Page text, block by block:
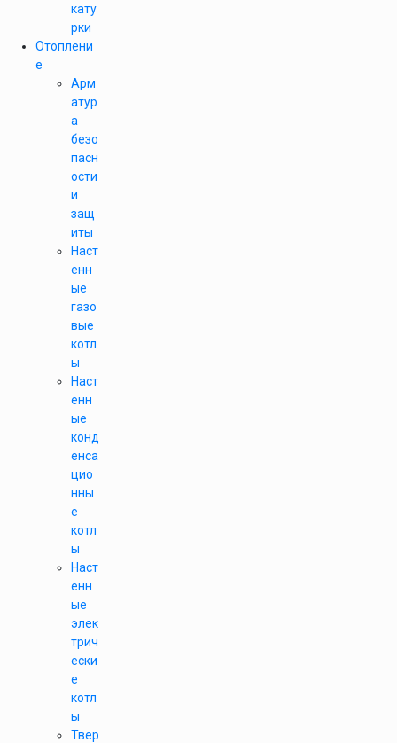
кату
рки
Отоплени
е
Арм
атур
а
безо
пасн
ости
и
защ
иты
Наст
енн
ые
газо
вые
котл
ы
Наст
енн
ые
конд
енса
цио
нны
е
котл
ы
Наст
енн
ые
элек
трич
ески
е
котл
ы
Твер